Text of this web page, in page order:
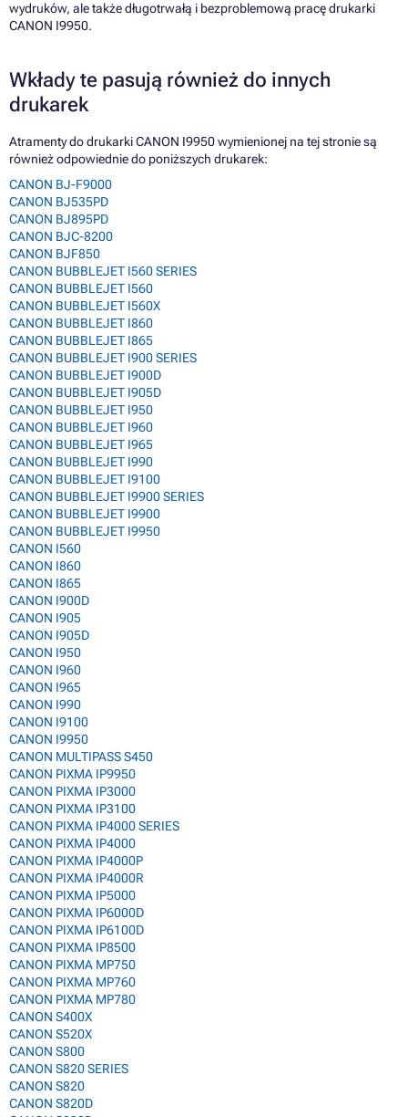
wydruków, ale także długotrwałą i bezproblemową pracę drukarki
CANON I9950.
Wkłady te pasują również do innych
drukarek
Atramenty do drukarki CANON I9950 wymienionej na tej stronie są
również odpowiednie do poniższych drukarek:
CANON BJ-F9000
CANON BJ535PD
CANON BJ895PD
CANON BJC-8200
CANON BJF850
CANON BUBBLEJET I560 SERIES
CANON BUBBLEJET I560
CANON BUBBLEJET I560X
CANON BUBBLEJET I860
CANON BUBBLEJET I865
CANON BUBBLEJET I900 SERIES
CANON BUBBLEJET I900D
CANON BUBBLEJET I905D
CANON BUBBLEJET I950
CANON BUBBLEJET I960
CANON BUBBLEJET I965
CANON BUBBLEJET I990
CANON BUBBLEJET I9100
CANON BUBBLEJET I9900 SERIES
CANON BUBBLEJET I9900
CANON BUBBLEJET I9950
CANON I560
CANON I860
CANON I865
CANON I900D
CANON I905
CANON I905D
CANON I950
CANON I960
CANON I965
CANON I990
CANON I9100
CANON I9950
CANON MULTIPASS S450
CANON PIXMA IP9950
CANON PIXMA IP3000
CANON PIXMA IP3100
CANON PIXMA IP4000 SERIES
CANON PIXMA IP4000
CANON PIXMA IP4000P
CANON PIXMA IP4000R
CANON PIXMA IP5000
CANON PIXMA IP6000D
CANON PIXMA IP6100D
CANON PIXMA IP8500
CANON PIXMA MP750
CANON PIXMA MP760
CANON PIXMA MP780
CANON S400X
CANON S520X
CANON S800
CANON S820 SERIES
CANON S820
CANON S820D